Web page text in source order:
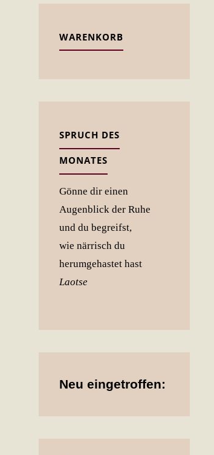
WARENKORB
SPRUCH DES
MONATES
Gönne dir einen
Augenblick der Ruhe
und du begreifst,
wie närrisch du
herumgehastet hast
Laotse
Neu eingetroffen: